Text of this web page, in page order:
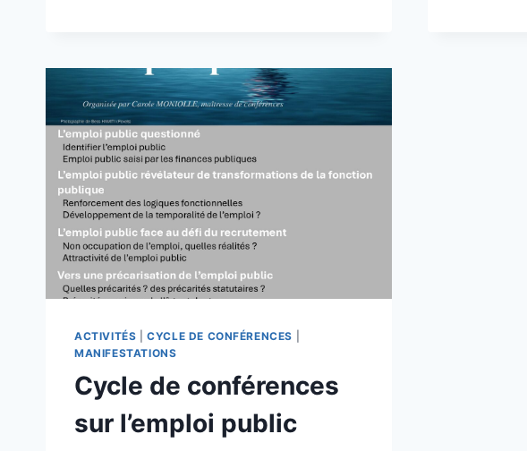
L’EMPLOI
PUBLIC
3ÈME
SÉANCE
ACTIVITÉS |CYCLE DE CONFÉRENCES
MANIFESTATIONS
Cycle de conférences
sur l’emploi public